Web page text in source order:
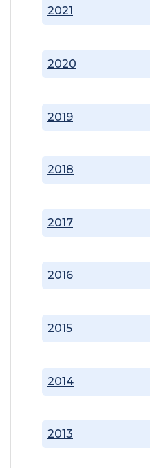
2013
2014
2015
2016
2017
2018
2019
2020
2021